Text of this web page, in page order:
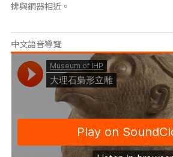
排與銅器相近。
中文語音導覽